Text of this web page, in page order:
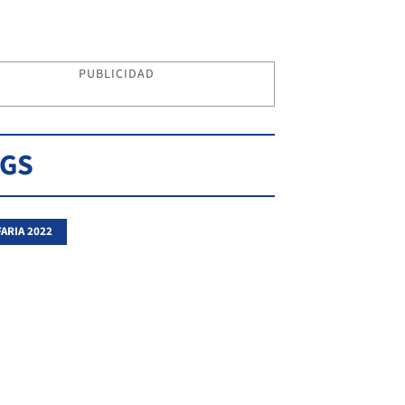
PUBLICIDAD
2022